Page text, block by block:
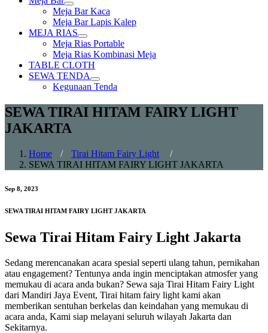
Show
sub
menu
Meja Bar Kaca
Meja Bar Lapis Kalep
MEJA RIAS
Show
sub
menu
Meja Rias Portable
Meja Rias Kombinasi Meja
TABLE CLOTH
SEWA TENDA
Show
sub
Kegunaan Tenda
SEWA TIRAI HITAM FAIRY LIGHT
JAKARTA
Home / Tirai Hitam Fairy Light
/
SEWA TIRAI HITAM FAIRY LIGHT JAKARTA
Sep 8, 2023
SEWA TIRAI HITAM FAIRY LIGHT JAKARTA
Sewa Tirai Hitam Fairy Light Jakarta
Sedang merencanakan acara spesial seperti ulang tahun, pernikahan
atau engagement? Tentunya anda ingin menciptakan atmosfer yang
memukau di acara anda bukan? Sewa saja Tirai Hitam Fairy Light
dari Mandiri Jaya Event, Tirai hitam fairy light kami akan
memberikan sentuhan berkelas dan keindahan yang memukau di
acara anda, Kami siap melayani seluruh wilayah Jakarta dan
Sekitarnya.